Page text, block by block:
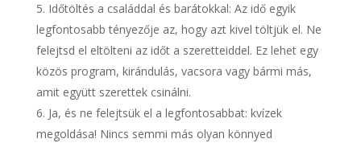
Időtöltés a családdal és barátokkal: Az idő egyik
legfontosabb tényezője az, hogy azt kivel töltjük el. Ne
felejtsd el eltölteni az időt a szeretteiddel. Ez lehet egy
közös program, kirándulás, vacsora vagy bármi más,
amit együtt szerettek csinálni.
Ja, és ne felejtsük el a legfontosabbat: kvízek
megoldása! Nincs semmi más olyan könnyed